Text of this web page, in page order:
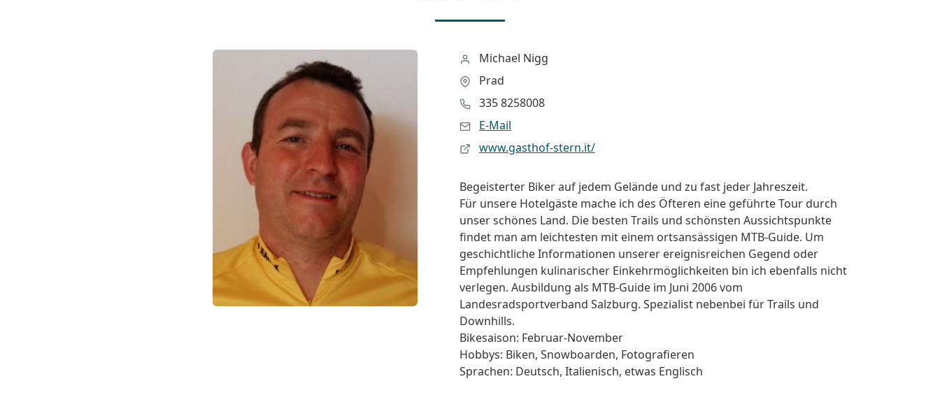
Michael Nigg
Prad
335 8258008
E-Mail
www.gasthof-stern.it/
Begeisterter Biker auf jedem Gelände und zu fast jeder Jahreszeit.
Für unsere Hotelgäste mache ich des Öfteren eine geführte Tour durch
unser schönes Land. Die besten Trails und schönsten Aussichtspunkte
findet man am leichtesten mit einem ortsansässigen MTB-Guide. Um
geschichtliche Informationen unserer ereignisreichen Gegend oder
Empfehlungen kulinarischer Einkehrmöglichkeiten bin ich ebenfalls nicht
verlegen. Ausbildung als MTB-Guide im Juni 2006 vom
Landesradsportverband Salzburg. Spezialist nebenbei für Trails und
Downhills.
Bikesaison: Februar-November
Hobbys: Biken, Snowboarden, Fotografieren
Sprachen: Deutsch, Italienisch, etwas Englisch